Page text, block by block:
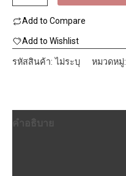
Beger
เบ
เยอ
ร์
สีใส
Add to Compare
Add to Wishlist
รหัสสินค้า:ไม่ระบุ หมวดหมู่:
คำอธิบาย